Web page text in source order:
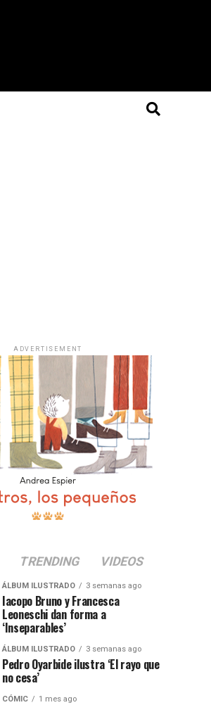
ADVERTISEMENT
TRENDING VIDEOS
ÁLBUM ILUSTRADO 3 semanas ago
Iacopo Bruno y Francesca
Leoneschi dan forma a
‘Inseparables’
ÁLBUM ILUSTRADO 3 semanas ago
Pedro Oyarbide ilustra ‘El rayo que
no cesa’
CÓMIC 1 mes ago